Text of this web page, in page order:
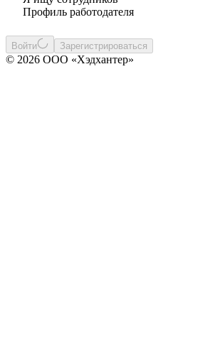
Профиль работодателя
Войти Зарегистрироваться
© 2026 ООО «Хэдхантер»